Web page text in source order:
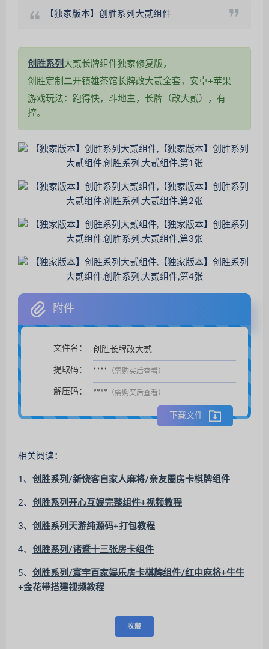
【独家版本】创胜系列大贰组件
创胜系列 大贰长牌组件独家修复版，
创胜定制二开镇雄茶馆长牌改大贰全套，安卓+苹果
游戏玩法：跑得快，斗地主，长牌（改大贰），有
控。
附件
文件名： 创胜长牌改大贰
提取码： **** （需购买后查看）
解压码： **** （需购买后查看）
下载文件
相关阅读：
1、 创胜系列/新饶客自家人麻将/亲友圈房卡棋牌组件
2、 创胜系列开心互娱完整组件+视频教程
3、 创胜系列天游纯源码+打包教程
4、 创胜系列/诸暨十三张房卡组件
5、 创胜系列/寰宇百家娱乐房卡棋牌组件/红中麻将+牛牛
+金花带搭建视频教程
收藏